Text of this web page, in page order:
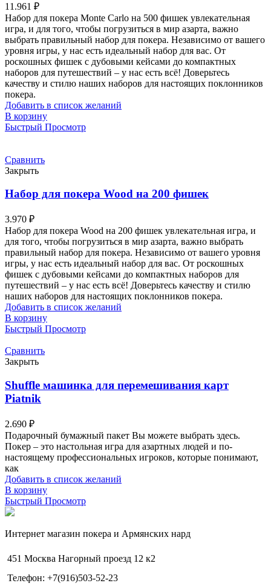
11.961 ₽
Набор для покера Monte Carlo на 500 фишек увлекательная
игра, и для того, чтобы погрузиться в мир азарта, важно
выбрать правильный набор для покера. Независимо от вашего
уровня игры, у нас есть идеальный набор для вас. От
роскошных фишек с дубовыми кейсами до компактных
наборов для путешествий – у нас есть всё! Доверьтесь
качеству и стилю наших наборов для настоящих поклонников
покера.
Добавить в список желаний
В корзину
Быстрый Просмотр
Сравнить
Закрыть
Набор для покера Wood на 200 фишек
3.970 ₽
Набор для покера Wood на 200 фишек увлекательная игра, и
для того, чтобы погрузиться в мир азарта, важно выбрать
правильный набор для покера. Независимо от вашего уровня
игры, у нас есть идеальный набор для вас. От роскошных
фишек с дубовыми кейсами до компактных наборов для
путешествий – у нас есть всё! Доверьтесь качеству и стилю
наших наборов для настоящих поклонников покера.
Добавить в список желаний
В корзину
Быстрый Просмотр
Сравнить
Закрыть
Shuffle машинка для перемешивания карт
Piatnik
2.690 ₽
Подарочный бумажный пакет Вы можете выбрать здесь.
Покер – это настольная игра для азартных людей и по-
настоящему профессиональных игроков, которые понимают,
как
Добавить в список желаний
В корзину
Быстрый Просмотр
Интернет магазин покера и Армянских нард
451 Москва Нагорный проезд 12 к2
Телефон: +7(916)503-52-23